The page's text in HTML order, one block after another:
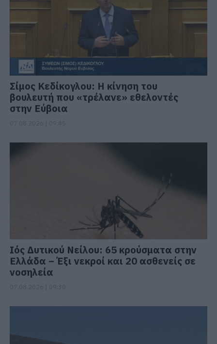
Σίμος Κεδίκογλου: Η κίνηση του
βουλευτή που «τρέλανε» εθελοντές
στην Εύβοια
Ιός Δυτικού Νείλου: 65 κρούσματα στην
Ελλάδα – Έξι νεκροί και 20 ασθενείς σε
νοσηλεία